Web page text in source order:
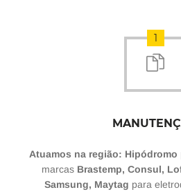
1
Atuamos na região: Hipódromo
marcas Brastemp, Consul,
Samsung, Maytag para